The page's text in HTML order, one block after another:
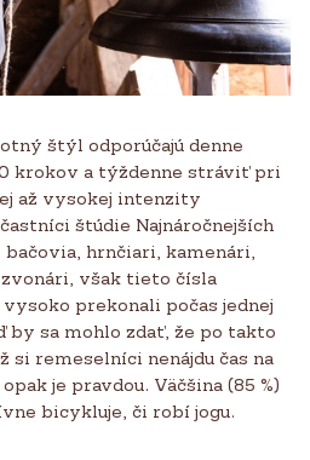
štýl odporúčajú denne
krokov a týždenne stráviť pri
až vysokej intenzity
štúdie Najnáročnejších
hrnčiari, kamenári,
však tieto čísla
prekonali počas jednej
by sa mohlo zdať, že po takto
si remeselníci nenájdu čas na
je pravdou. Väčšina (85 %)
bicykluje, či robí jogu.